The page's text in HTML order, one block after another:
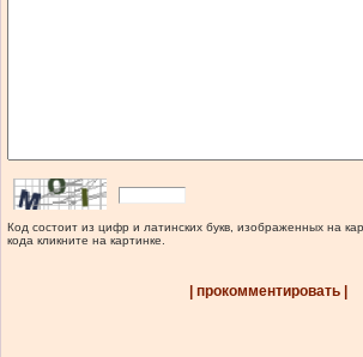
Код состоит из цифр и латинских букв, изображенных на
кода кликните на картинке.
| прокомментировать |